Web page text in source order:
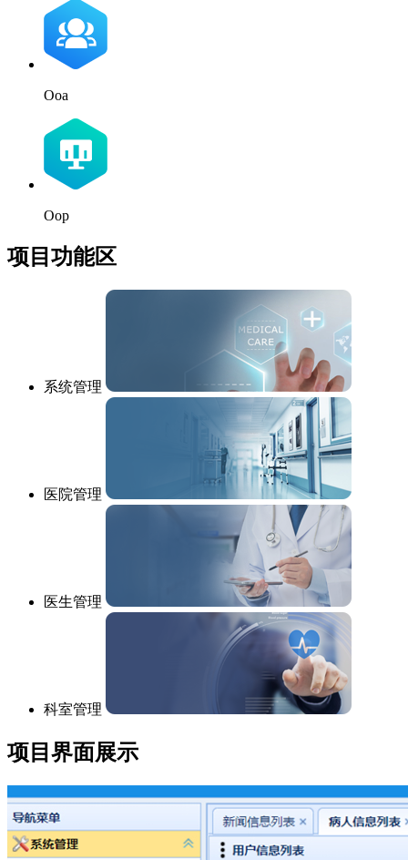
Ooa
Oop
项目功能区
系统管理
医院管理
医生管理
科室管理
项目界面展示